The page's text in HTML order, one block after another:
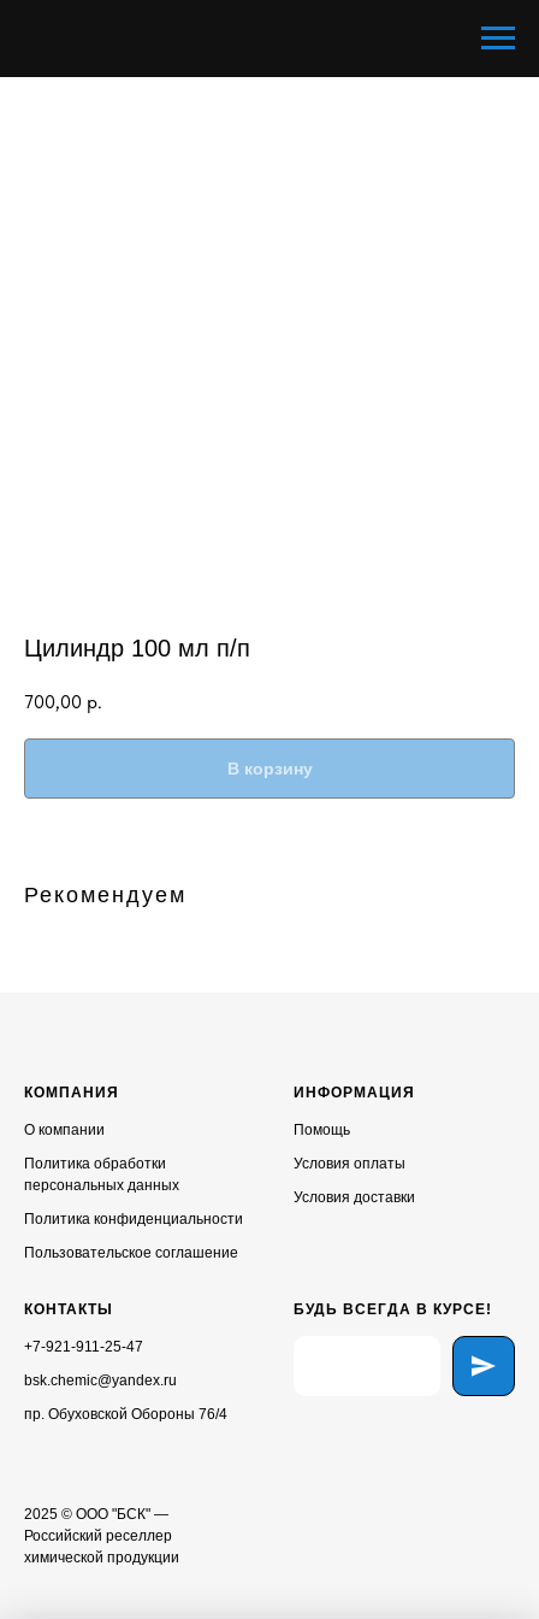
Цилиндр 100 мл п/п
700,00 р.
В корзину
Рекомендуем
КОМПАНИЯ
О компании
Политика обработки
персональных данных
Политика конфиденциальности
Пользовательское соглашение
ИНФОРМАЦИЯ
Помощь
Условия оплаты
Условия доставки
КОНТАКТЫ
+7-921-911-25-47
bsk.chemic@yandex.ru
пр. Обуховской Обороны 76/4
БУДЬ ВСЕГДА В КУРСЕ!
2025 © ООО "БСК" —
Российский реселлер
химической продукции